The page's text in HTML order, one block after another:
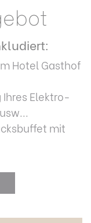
Hotel Gasthof
Elektro-
mit